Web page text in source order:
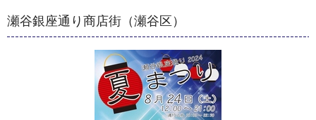
瀬谷銀座通り商店街（瀬谷区）